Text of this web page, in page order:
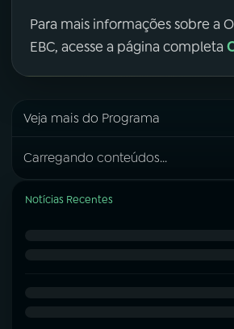
Para mais informações sobre a
EBC, acesse a página completa
Veja mais do Programa
Carregando conteúdos...
Notícias Recentes